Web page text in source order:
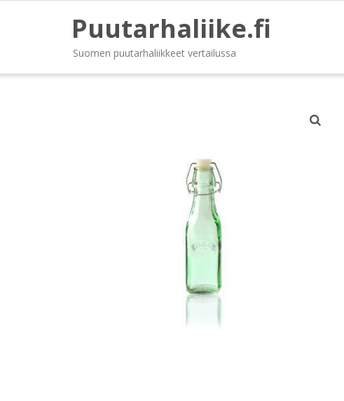
Puutarhaliike.fi
Suomen puutarhaliikkeet vertailussa